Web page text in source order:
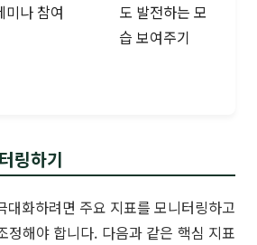
미나 참여
도 발전하는 모
습 보여주기
링하기
대화하려면 주요 지표를 모니터링하고
정해야 합니다. 다음과 같은 핵심 지표